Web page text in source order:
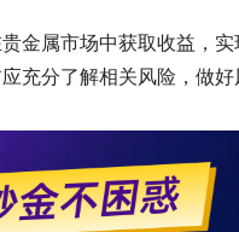
金属市场中获取收益，
充分了解相关风险，做好